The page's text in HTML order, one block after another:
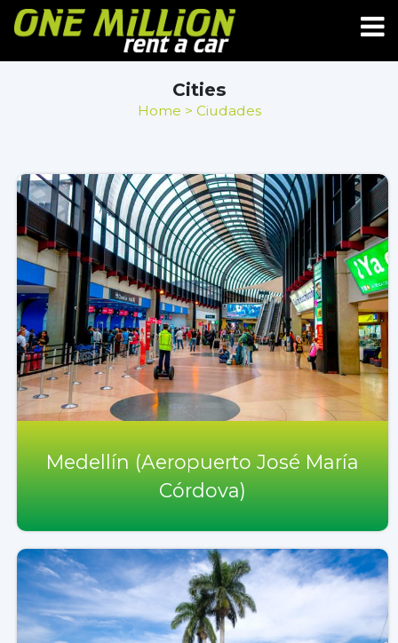
Cities
Home > Ciudades
Medellín (Aeropuerto José María
Córdova)